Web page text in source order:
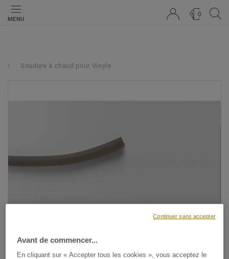
MENU
0
Soudure à chaud pour Vinyle
Avant de commencer...
En cliquant sur « Accepter tous les cookies », vous acceptez le
Continuer sans accepter